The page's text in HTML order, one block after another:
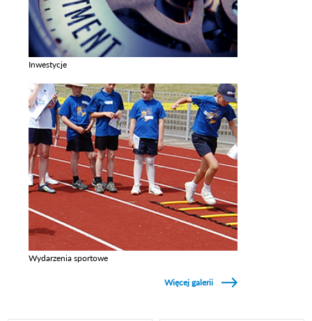
Inwestycje
Wydarzenia sportowe
Więcej galerii